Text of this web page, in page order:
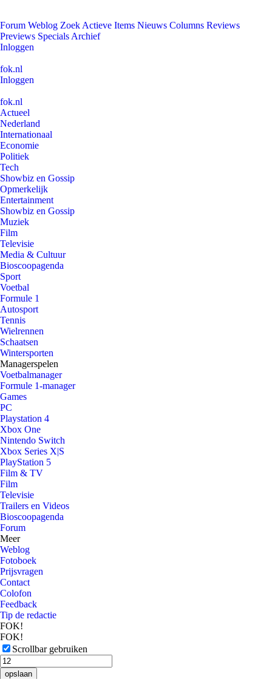
Forum Weblog Zoek Actieve Items Nieuws Columns Reviews
Previews Specials Archief
Inloggen
fok.nl
Inloggen
fok.nl
Actueel
Nederland
Internationaal
Economie
Politiek
Tech
Showbiz en Gossip
Opmerkelijk
Entertainment
Showbiz en Gossip
Muziek
Film
Televisie
Media & Cultuur
Bioscoopagenda
Sport
Voetbal
Formule 1
Autosport
Tennis
Wielrennen
Schaatsen
Wintersporten
Managerspelen
Voetbalmanager
Formule 1-manager
Games
PC
Playstation 4
Xbox One
Nintendo Switch
Xbox Series X|S
PlayStation 5
Film & TV
Film
Televisie
Trailers en Videos
Bioscoopagenda
Forum
Meer
Weblog
Fotoboek
Prijsvragen
Contact
Colofon
Feedback
Tip de redactie
FOK!
FOK!
Scrollbar gebruiken
opslaan